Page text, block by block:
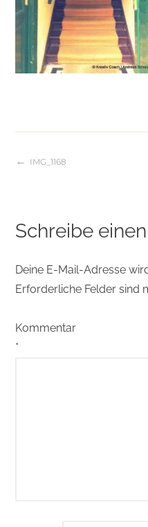
IMG_1168
Schreibe
Deine E-Mail-Adresse
Erforderliche Felder sind
Kommentar
*